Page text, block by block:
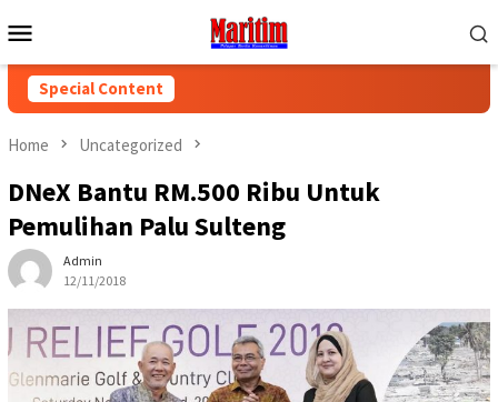
to
Menu
Special Content
Home Uncategorized
DNeX Bantu RM.500 Ribu Untuk
Pemulihan Palu Sulteng
Admin
12/11/2018